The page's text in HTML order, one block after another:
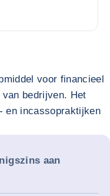
voor financieel
bedrijven. Het
en incassopraktijken
aan